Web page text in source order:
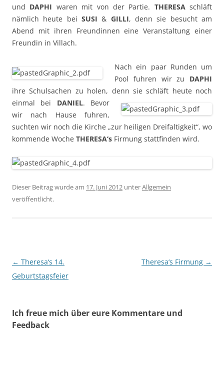
und DAPHI waren mit von der Partie. THERESAschläft
nämlich heute bei SUSI & GILLI, denn sie besucht am
Abend mit ihren Freundinnen eine Veranstaltung einer
Freundin in Villach.
Nach ein paar Runden um
Pool fuhren wir zu DAPHI
ihre Schulsachen zu holen, denn sie schläft heute noch
einmal bei DANIEL. Bevor
wir nach Hause fuhren,
suchten wir noch die Kirche „zur heiligen Dreifaltigkeit“, wo
kommende Woche THERESA‘s Firmung stattfinden wird.
Dieser Beitrag wurde am 17. Juni 2012 unterAllgemein
veröffentlicht.
Beitragsnavigation
← Theresa‘s 14.
Geburtstagsfeier
Theresa‘s Firmung →
Ich freue mich über eure Kommentare und
Feedback